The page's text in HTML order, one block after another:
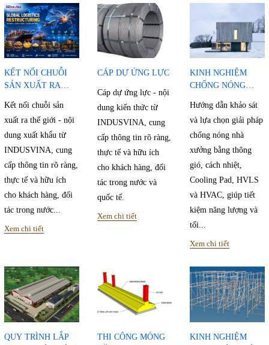
KẾT NỐI CHUỖI
SẢN XUẤT RA
Kết nối chuỗi sản
xuất ra thế giới - nội
dung xuất khẩu từ
INDUSVINA, cung
cấp thông tin rõ ràng,
thực tế và hữu ích
cho khách hàng, đối
tác trong nước...
Xem chi tiết
CÁP DỰ ỨNG LỰC
Cáp dự ứng lực - nội
dung kiến thức từ
INDUSVINA, cung
cấp thông tin rõ ràng,
thực tế và hữu ích
cho khách hàng, đối
tác trong nước và
quốc tế.
Xem chi tiết
KINH NGHIỆM
CHỐNG NÓNG
Hướng dẫn khảo sát
và lựa chọn giải pháp
chống nóng nhà
xưởng bằng thông
gió, cách nhiệt,
Cooling Pad, HVLS
và HVAC, giúp tiết
kiệm năng lượng và
tối...
Xem chi tiết
QUY TRÌNH LẮP
THI CÔNG MÓNG
KINH NGHIỆM